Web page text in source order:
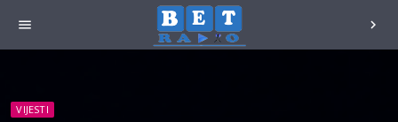
menu chevron_right
VIJESTI